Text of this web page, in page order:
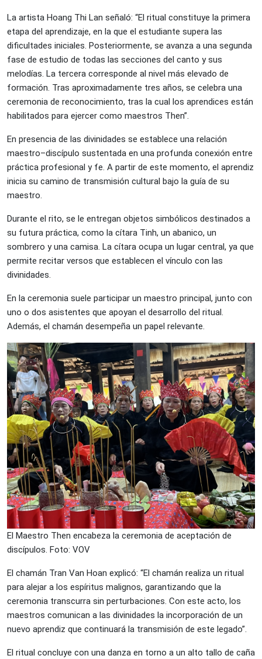
La artista Hoang Thi Lan señaló: “El ritual constituye la primera
etapa del aprendizaje, en la que el estudiante supera las
dificultades iniciales. Posteriormente, se avanza a una segunda
fase de estudio de todas las secciones del canto y sus
melodías. La tercera corresponde al nivel más elevado de
formación. Tras aproximadamente tres años, se celebra una
ceremonia de reconocimiento, tras la cual los aprendices están
habilitados para ejercer como maestros Then”.
En presencia de las divinidades se establece una relación
maestro–discípulo sustentada en una profunda conexión entre
práctica profesional y fe. A partir de este momento, el aprendiz
inicia su camino de transmisión cultural bajo la guía de su
maestro.
Durante el rito, se le entregan objetos simbólicos destinados a
su futura práctica, como la cítara Tinh, un abanico, un
sombrero y una camisa. La cítara ocupa un lugar central, ya que
permite recitar versos que establecen el vínculo con las
divinidades.
En la ceremonia suele participar un maestro principal, junto con
uno o dos asistentes que apoyan el desarrollo del ritual.
Además, el chamán desempeña un papel relevante.
El Maestro Then encabeza la ceremonia de aceptación de
discípulos. Foto: VOV
El chamán Tran Van Hoan explicó: “El chamán realiza un ritual
para alejar a los espíritus malignos, garantizando que la
ceremonia transcurra sin perturbaciones. Con este acto, los
maestros comunican a las divinidades la incorporación de un
nuevo aprendiz que continuará la transmisión de este legado”.
El ritual concluye con una danza en torno a un alto tallo de caña